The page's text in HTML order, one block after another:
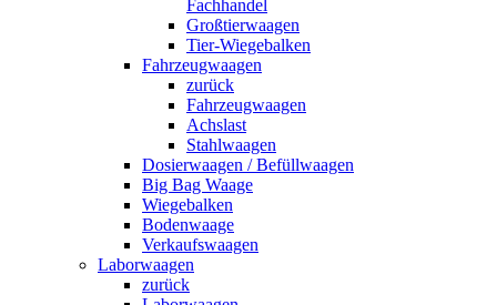
Fachhandel
Großtierwaagen
Tier-Wiegebalken
Fahrzeugwaagen
zurück
Fahrzeugwaagen
Achslast
Stahlwaagen
Dosierwaagen / Befüllwaagen
Big Bag Waage
Wiegebalken
Bodenwaage
Verkaufswaagen
Laborwaagen
zurück